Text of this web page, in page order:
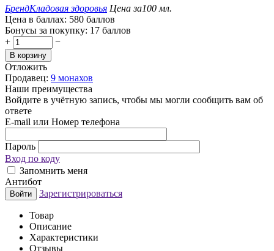
БрендКладовая здоровья Цена за100 мл.
Цена в баллах: 580 баллов
Бонусы за покупку: 17 баллов
+
−
В корзину
Отложить
Продавец: 9 монахов
Наши преимущества
Войдите в учётную запись, чтобы мы могли сообщить вам об
ответе
E-mail или Номер телефона
Пароль
Вход по коду
Запомнить меня
Антибот
Войти Зарегистрироваться
Товар
Описание
Характеристики
Отзывы